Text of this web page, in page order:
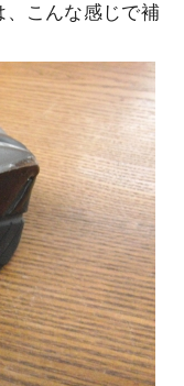
、こんな感じで補